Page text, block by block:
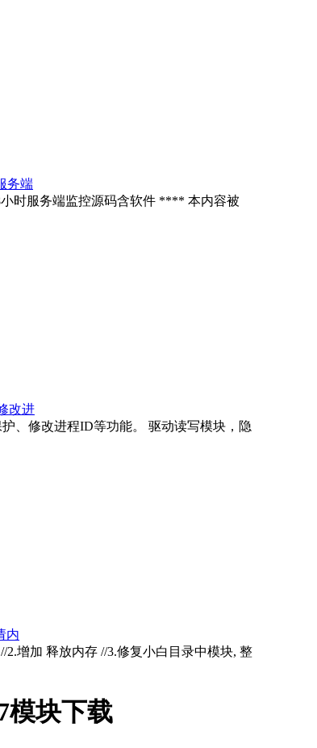
务端
时服务端监控源码含软件 **** 本内容被
改进
、修改进程ID等功能。 驱动读写模块，隐
内
2.增加 释放内存 //3.修复小白目录中模块, 整
模块下载